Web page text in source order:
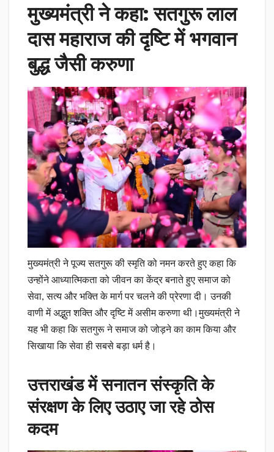
मुख्यमंत्री ने कहा: सतगुरू लाल
दास महाराज की दृष्टि में भगवान
बुद्ध जैसी करुणा
मुख्यमंत्री ने पूज्य सतगुरू की स्मृति को नमन करते हुए कहा कि
उन्होंने आध्यात्मिकता को जीवन का केंद्र बनाते हुए समाज को
सेवा, सत्य और भक्ति के मार्ग पर चलने की प्रेरणा दी। उनकी
वाणी में अद्भुत शक्ति और दृष्टि में असीम करुणा थी।मुख्यमंत्री ने
यह भी कहा कि सतगुरू ने समाज को जोड़ने का काम किया और
सिखाया कि सेवा ही सबसे बड़ा धर्म है।
उत्तराखंड में सनातन संस्कृति के
संरक्षण के लिए उठाए जा रहे ठोस
कदम